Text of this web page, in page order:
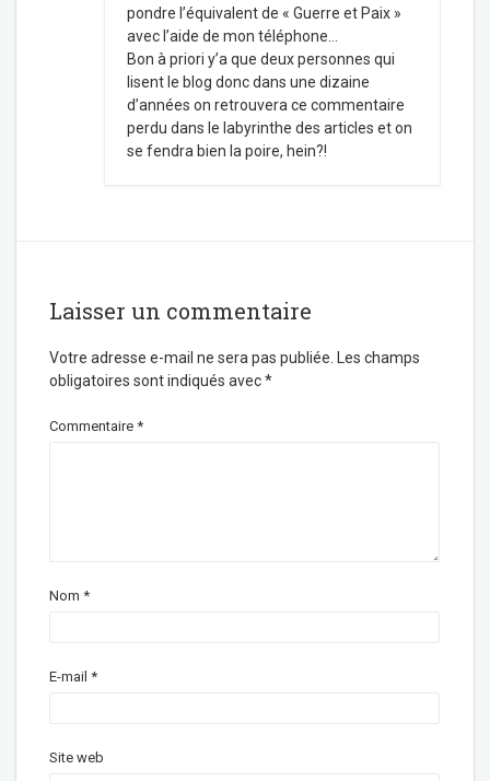
pondre l’équivalent de « Guerre et Paix »
avec l’aide de mon téléphone…
Bon à priori y’a que deux personnes qui
lisent le blog donc dans une dizaine
d’années on retrouvera ce commentaire
perdu dans le labyrinthe des articles et on
se fendra bien la poire, hein?!
Laisser un commentaire
Votre adresse e-mail ne sera pas publiée.
Les champs
obligatoires sont indiqués avec*
Commentaire *
Nom *
E-mail *
Site web